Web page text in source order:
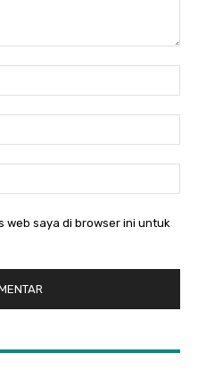
web saya di browser ini untuk